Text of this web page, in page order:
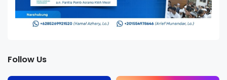
Follow Us